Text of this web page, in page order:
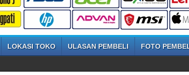
LOKASI TOKO ULASAN PEMBELI FOTO